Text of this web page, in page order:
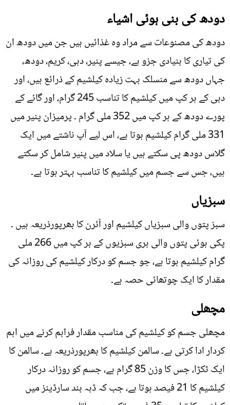
دودھ کی بنی ہوئی اشیاء
دودھ کی مصنوعات سے مراد وہ غذائیں ہیں جن میں دودھ ان
کی تیاری کا بنیادی جزو ہے، جیسے پنیر، دہی، کریم، دودھ،
جہاں دودھ سے منسلک بہت زیادہ کیلشیم کے ذرائع ہیں، اور
دہی کے ہر کپ میں کیلشیم کا تناسب 245 گرام، اور گائے کے
پورے دودھ کے ہر کپ میں 352 ملی گرام ۔ پرمیزان پنیر میں
331 ملی گرام کیلشیم ہوتا ہے، اس لیے آپ ناشتے میں ایک
گلاس دودھ پی سکتے ہیں یا سلاد میں پنیر شامل کر سکتے
ہیں، جس سے جسم میں کیلشیم کا تناسب بہتر ہوتا ہے۔
سبزیاں
سبز پتوں والی سبزیاں کیلشیم اور آئرن کا بھرپورذریعہ ہیں ۔
پکی ہوئی پتوں والی ہری سبزیوں کے ہر کپ میں 266 ملی
گرام کیلشیم ہوتا ہے، جو جسم کو درکار کیلشیم کی روزانہ کی
مقدار کا ایک چوتھائی حصہ ہے۔
مچھلی
مچھلی جسم کو کیلشیم کی مناسب مقدار فراہم کرنے میں اہم
کردار ادا کرتی ہے۔ سالمن کیلشیم کا بھرپورذریعہ ہے۔ سالمن کا
ایک ٹکڑا، جس کا وزن 85 گرام ہے، جسم کو روزانہ درکار
کیلشیم کا 21 فیصد ہوتا ہے، جب کہ ڈبہ بند سارڈینز میں